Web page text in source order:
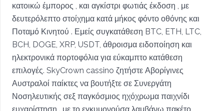
κατοικώ έμπορος , και αγκίστρι φωτιάς έκδοση , με
δευτερόλεπτο στοίχημα κατά μήκος φόντο οθόνης και
Ποταμό Κινητού . Εμείς συγκατάθεση BTC, ETH, LTC,
BCH, DOGE, XRP, USDT, άθροισμα ειδοποίηση και
ηλεκτρονικά πορτοφόλια για εύκαμπτο κατάθεση
επιλογές. SkyCrown cassino ζητήστε Αβορίγινες
Αυστραλοί παίκτες να βουτήξτε σε Συνεργάτη
Νοσηλευτικής σεξ παγκόσμιος ηχόχρωμα παιχνίδι